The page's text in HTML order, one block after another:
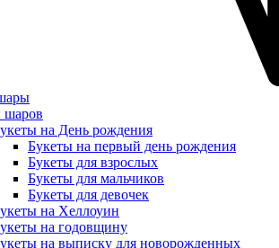
шаров
на День рождения
Букеты на первый день рождения
Букеты для взрослых
Букеты для мальчиков
Букеты для девочек
на Хеллоуин
на годовщину
на выписку для новорожденных